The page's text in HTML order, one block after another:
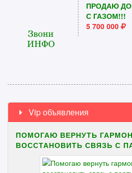
ПРОДАЮ
С ГАЗОМ!!!
5 700 000
Vip объявления
ПОМОГАЮ ВЕРНУТЬ
ВОССТАНОВИТЬ СВЯЗЬ С